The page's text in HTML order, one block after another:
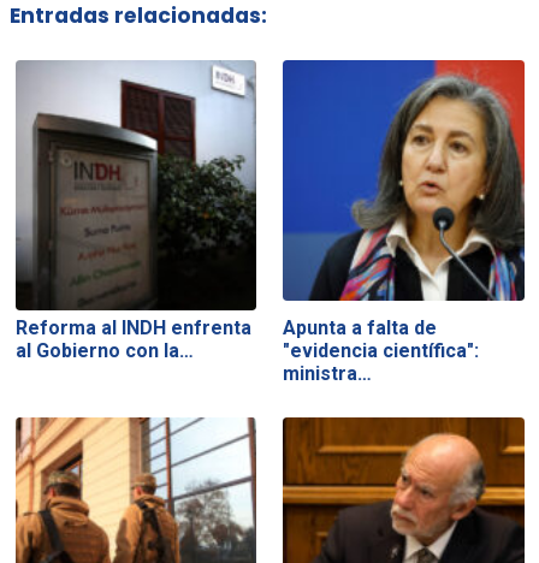
Entradas relacionadas:
Reforma al INDH enfrenta
al Gobierno con la…
Apunta a falta de
"evidencia científica":
ministra…